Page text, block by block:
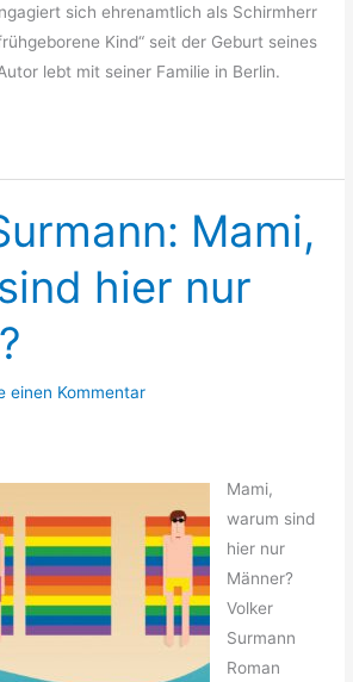
sich ehrenamtlich als Schirmherr
Kind“ seit der Geburt seines
lebt mit seiner Familie in Berlin.
Mami,
hier nur
einen Kommentar
Mami,
warum sind
hier nur
Männer?
Volker
Surmann
Roman